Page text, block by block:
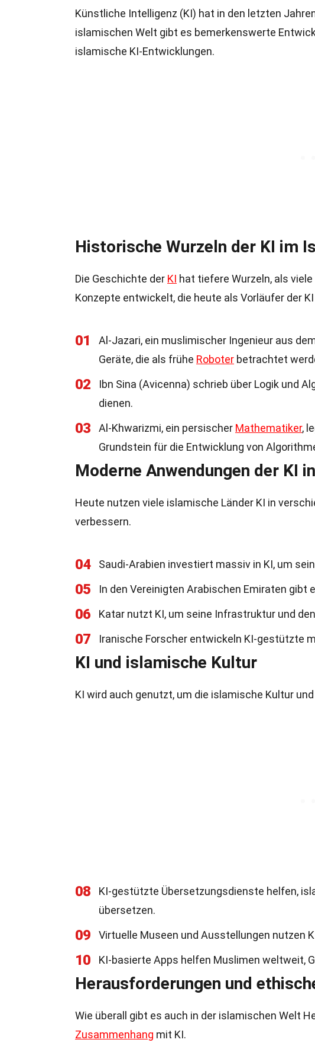
Künstliche Intelligenz (KI) hat in den letzten
islamischen Welt gibt es bemerkenswerte
islamische KI-Entwicklungen.
Historische Wurzeln der KI im
Die Geschichte der KI hat tiefere Wurzeln, als
Konzepte entwickelt, die heute als Vorläufer der
01
Al-Jazari, ein muslimischer Ingenieur aus
Geräte, die als frühe Roboter betrachtet
02
Ibn Sina (Avicenna) schrieb über Logik und
dienen.
03 Al-Khwarizmi, ein persischer Mathematiker,
Grundstein für die Entwicklung von
Moderne Anwendungen der KI
Heute nutzen viele islamische Länder KI in
verbessern.
04 Saudi-Arabien investiert massiv in KI, um
05 In den Vereinigten Arabischen Emiraten
06 Katar nutzt KI, um seine Infrastruktur und
07 Iranische Forscher entwickeln KI-gestützte
KI und islamische Kultur
KI wird auch genutzt, um die islamische Kultur
08
KI-gestützte Übersetzungsdienste helfen,
übersetzen.
09 Virtuelle Museen und Ausstellungen nutzen
10 KI-basierte Apps helfen Muslimen weltweit,
Herausforderungen und
Wie überall gibt es auch in der islamischen Welt
Zusammenhang mit KI.